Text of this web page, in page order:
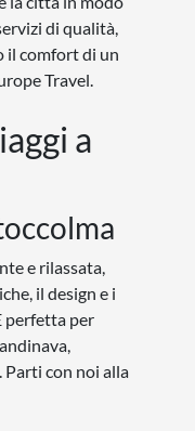
di qualità,
il comfort di un
Travel.
a
e rilassata,
il design e i
perfetta per
con noi alla